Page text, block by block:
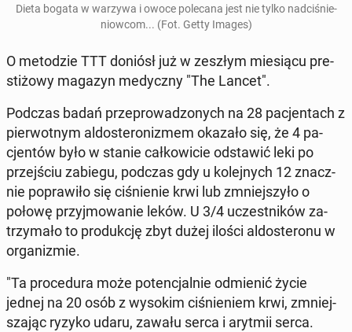
Dieta bogata w warzywa i owoce po­le­ca­na jest nie tylko nad­ci­śnie­
niow­com... (Fot. Getty Images)
O me­to­dzie TTT doniósł już w zeszłym mie­sią­cu pre­
sti­żo­wy magazyn me­dycz­ny "The Lancet".
Podczas badań prze­pro­wa­dzo­nych na 28 pa­cjen­tach z
pier­wot­nym al­do­ste­ro­ni­zmem okazało się, że 4 pa­
cjen­tów było w stanie cał­ko­wi­cie od­sta­wić leki po
przej­ściu zabiegu, podczas gdy u ko­lej­nych 12 znacz­
nie po­pra­wi­ło się ci­śnie­nie krwi lub zmniej­szy­ło o
połowę przyj­mo­wa­nie leków. U 3/4 uczest­ni­ków za­
trzy­ma­ło to pro­duk­cję zbyt dużej ilości al­do­ste­ro­nu w
or­ga­ni­zmie.
"Ta pro­ce­du­ra może po­ten­cjal­nie od­mie­nić życie
jednej na 20 osób z wysokim ci­śnie­niem krwi, zmniej­
sza­jąc ryzyko udaru, zawału serca i arytmii serca.